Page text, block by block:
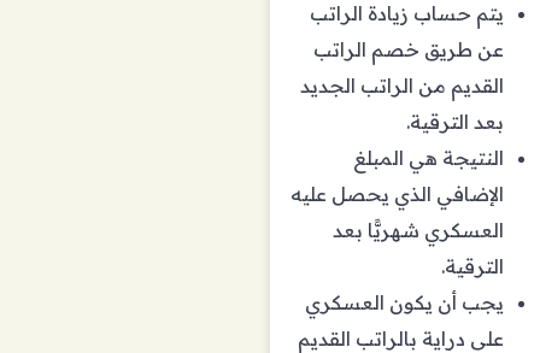
يتم حساب زيادة الراتب
عن طريق خصم الراتب
القديم من الراتب الجديد
بعد الترقية.
النتيجة هي المبلغ
الإضافي الذي يحصل عليه
العسكري شهريًّا بعد
الترقية.
يجب أن يكون العسكري
على دراية بالراتب القديم